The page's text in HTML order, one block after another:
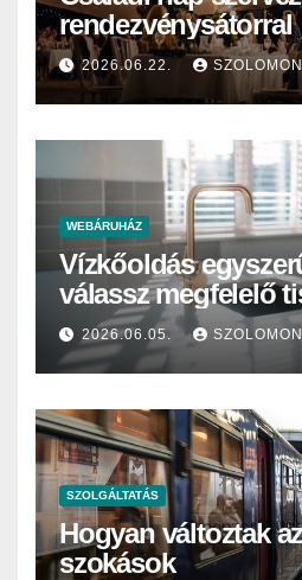
rendezvénysátorral
2026.06.22.
WEBÁRUHÁZ
Vízkőoldás
válassz megfelelő
otthonra vagy
használatra?
2026.06.05.
SZOLGÁLTATÁS
Hogyan változtak
szokások